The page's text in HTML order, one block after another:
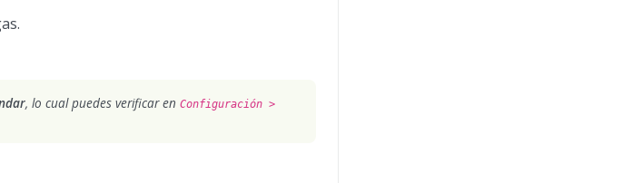
, lo cual puedes verificar en Configuración >